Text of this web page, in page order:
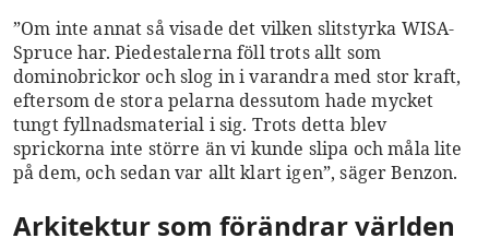
”Om inte annat så visade det vilken slitstyrka WISA-
Spruce har. Piedestalerna föll trots allt som
dominobrickor och slog in i varandra med stor kraft,
eftersom de stora pelarna dessutom hade mycket
tungt fyllnadsmaterial i sig. Trots detta blev
sprickorna inte större än vi kunde slipa och måla lite
på dem, och sedan var allt klart igen”, säger Benzon.
Arkitektur som förändrar världen